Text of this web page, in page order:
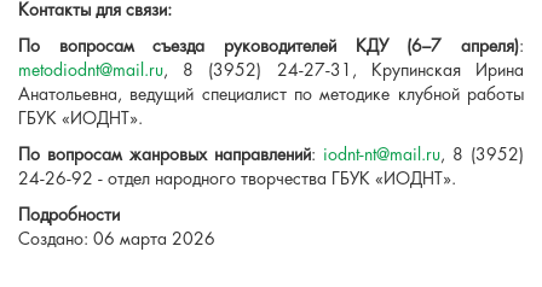
Контакты для связи:
По вопросам съезда руководителей КДУ (6–7 апреля):
metodiodnt@mail.ru, 8 (3952) 24-27-31, Крупинская Ирина
Анатольевна, ведущий специалист по методике клубной работы
ГБУК «ИОДНТ».
По вопросам жанровых направлений: iodnt-nt@mail.ru, 8 (3952)
24-26-92 - отдел народного творчества ГБУК «ИОДНТ».
Подробности
Создано: 06 марта 2026